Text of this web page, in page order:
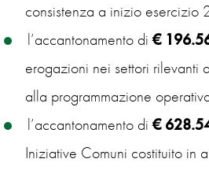
consistenza a inizio esercizio
l’accantonamento di€
erogazioni nei settori rilevanti
alla programmazione
l’accantonamento di€
Iniziative Comuni costituito in